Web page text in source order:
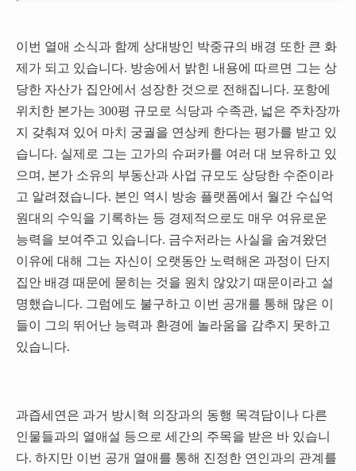
이번 열애 소식과 함께 상대방인 박중규의 배경 또한 큰 화
제가 되고 있습니다. 방송에서 밝힌 내용에 따르면 그는 상
당한 자산가 집안에서 성장한 것으로 전해집니다. 포항에
위치한 본가는 300평 규모로 식당과 수족관, 넓은 주차장까
지 갖춰져 있어 마치 궁궐을 연상케 한다는 평가를 받고 있
습니다. 실제로 그는 고가의 슈퍼카를 여러 대 보유하고 있
으며, 본가 소유의 부동산과 사업 규모도 상당한 수준이라
고 알려졌습니다. 본인 역시 방송 플랫폼에서 월간 수십억
원대의 수익을 기록하는 등 경제적으로도 매우 여유로운
능력을 보여주고 있습니다. 금수저라는 사실을 숨겨왔던
이유에 대해 그는 자신이 오랫동안 노력해온 과정이 단지
집안 배경 때문에 묻히는 것을 원치 않았기 때문이라고 설
명했습니다. 그럼에도 불구하고 이번 공개를 통해 많은 이
들이 그의 뛰어난 능력과 환경에 놀라움을 감추지 못하고
있습니다.
과즙세연은 과거 방시혁 의장과의 동행 목격담이나 다른
인물들과의 열애설 등으로 세간의 주목을 받은 바 있습니
다. 하지만 이번 공개 열애를 통해 진정한 연인과의 관계를